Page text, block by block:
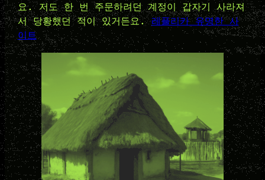
요. 저도 한 번 주문하려던 계정이 갑자기 사라져
서 당황했던 적이 있거든요.레플리카 유명한 사
이트